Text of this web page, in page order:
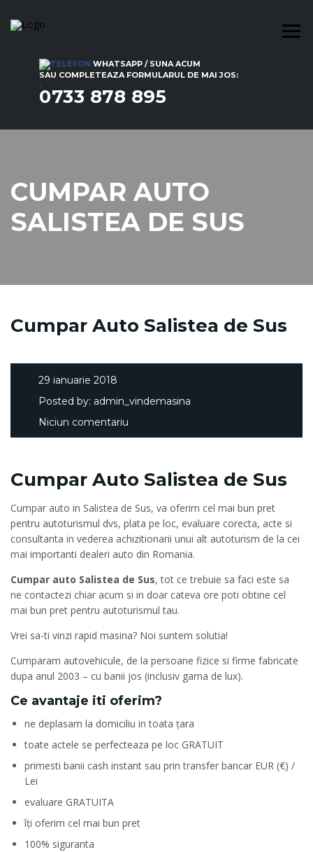
WHATSAPP / SUNA ACUM
SAU COMPLETEAZA FORMULARUL DE MAI JOS:
:
0733 878 895
CUMPAR AUTO
SALISTEA DE SUS
Cumpar Auto Salistea de Sus
29 ianuarie 2018
Posted by: admin_vindemasina
Niciun comentariu
Cumpar Auto Salistea de Sus
Cumpar auto in Salistea de Sus, va oferim cel mai bun pret
pentru autoturismul dvs, plata pe loc, evaluare corecta, acte si
consultanta in vederea achizitionarii unui alt autoturism de la cei
mai importanti dealeri auto din Romania.
Cumpar auto Salistea de Sus, tot ce trebuie sa faci este sa
ne contactezi chiar acum si in doar cateva ore poti obtine cel
mai bun pret pentru autoturismul tau.
Vrei sa-ti vinzi rapid masina? Noi suntem solutia!
Cumparam autovehicule, de la persoane fizice si firme fabricate
dupa anul 2003 – cu banii jos (inclusiv gama de lux).
Ce avantaje iti oferim?
ne deplasam la domiciliu in toata țara
toate actele se perfecteaza pe loc GRATUIT
primesti banii cash instant sau prin transfer bancar EUR (€) /
Lei
evaluare GRATUITA
îți oferim cel mai bun pret
100% siguranta